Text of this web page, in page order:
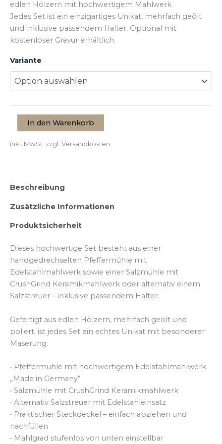
edlen Hölzern mit hochwertigem Mahlwerk.
Jedes Set ist ein einzigartiges Unikat, mehrfach geölt
und inklusive passendem Halter. Optional mit
kostenloser Gravur erhältlich.
Variante
In den Warenkorb
inkl. MwSt. zzgl. Versandkosten
Beschreibung
Zusätzliche Informationen
Produktsicherheit
Dieses hochwertige Set besteht aus einer
handgedrechselten Pfeffermühle mit
Edelstahlmahlwerk sowie einer Salzmühle mit
CrushGrind Keramikmahlwerk oder alternativ einem
Salzstreuer – inklusive passendem Halter.
Gefertigt aus edlen Hölzern, mehrfach geölt und
poliert, ist jedes Set ein echtes Unikat mit besonderer
Maserung.
• Pfeffermühle mit hochwertigem Edelstahlmahlwerk
„Made in Germany“
• Salzmühle mit CrushGrind Keramikmahlwerk
• Alternativ Salzstreuer mit Edelstahleinsatz
• Praktischer Steckdeckel – einfach abziehen und
nachfüllen
• Mahlgrad stufenlos von unten einstellbar
gewählt
werden
gewählt
werden
gewählt
werden